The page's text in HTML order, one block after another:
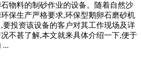
物料的制砂作业的设备。随着自然沙
保生产严格要求,环保型鹅卵石磨砂机
要投资该设备的客户对其工作现场及详
不甚了解,本文就来具体介绍一下,便于
...